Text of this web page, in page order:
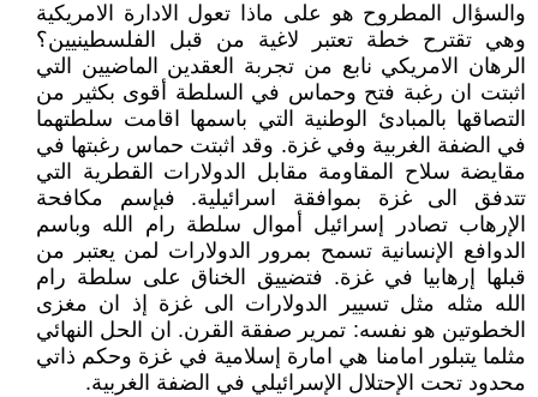
والسؤال المطروح هو على ماذا تعول الادارة الامريكية
وهي تقترح خطة تعتبر لاغية من قبل الفلسطينيين؟
الرهان الامريكي نابع من تجربة العقدين الماضيين التي
اثبتت ان رغبة فتح وحماس في السلطة أقوى بكثير من
التصاقها بالمبادئ الوطنية التي باسمها اقامت سلطتهما
في الضفة الغربية وفي غزة. وقد اثبتت حماس رغبتها في
مقايضة سلاح المقاومة مقابل الدولارات القطرية التي
تتدفق الى غزة بموافقة اسرائيلية. فبإسم مكافحة
الإرهاب تصادر إسرائيل أموال سلطة رام الله وباسم
الدوافع الإنسانية تسمح بمرور الدولارات لمن يعتبر من
قبلها إرهابيا في غزة. فتضييق الخناق على سلطة رام
الله مثله مثل تسيير الدولارات الى غزة إذ ان مغزى
الخطوتين هو نفسه: تمرير صفقة القرن. ان الحل النهائي
مثلما يتبلور امامنا هي امارة إسلامية في غزة وحكم ذاتي
محدود تحت الإحتلال الإسرائيلي في الضفة الغربية.